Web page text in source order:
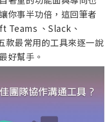
你事半功倍，這回筆者
Teams 、Slack、
款最常用的工具來逐一說
好幫手。